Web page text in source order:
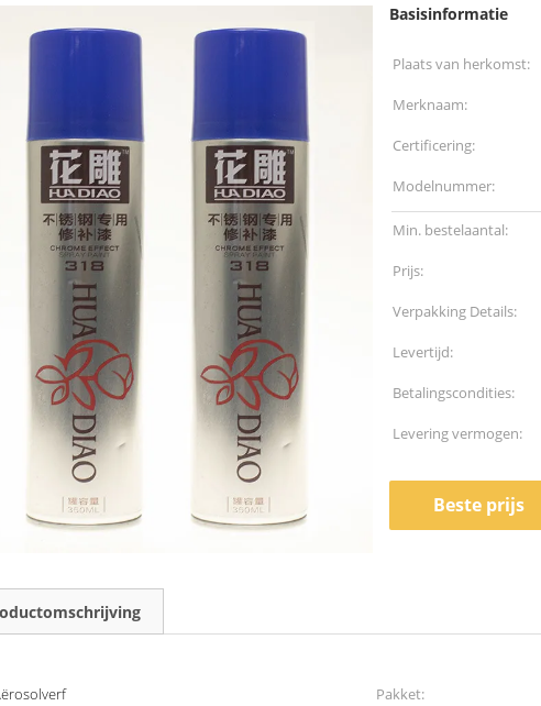
Basisinformatie
Plaats van herkomst:
Merknaam:
Certificering:
Modelnummer:
Min. bestelaantal:
Prijs:
Verpakking Details:
Levertijd:
Betalingscondities:
Levering vermogen:
Beste prijs
Pakket: